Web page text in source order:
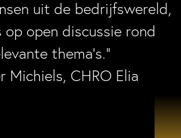
uit de bedrijfswereld,
op open discussie rond
thema’s.”
Michiels, CHRO Elia